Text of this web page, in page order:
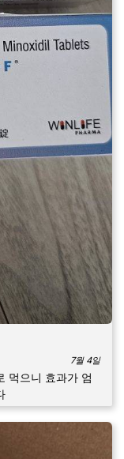
7월 4일
먹으니 효과가 엄